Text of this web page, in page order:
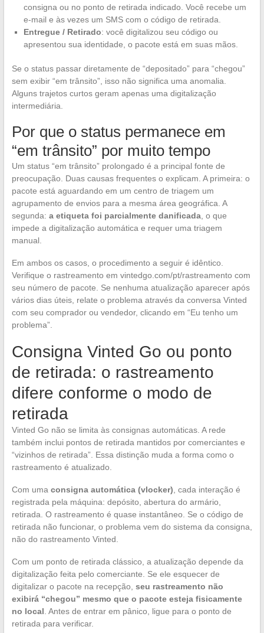
consigna ou no ponto de retirada indicado. Você recebe um
e-mail e às vezes um SMS com o código de retirada.
Entregue / Retirado: você digitalizou seu código ou
apresentou sua identidade, o pacote está em suas mãos.
Se o status passar diretamente de “depositado” para “chegou”
sem exibir “em trânsito”, isso não significa uma anomalia.
Alguns trajetos curtos geram apenas uma digitalização
intermediária.
Por que o status permanece em
“em trânsito” por muito tempo
Um status “em trânsito” prolongado é a principal fonte de
preocupação. Duas causas frequentes o explicam. A primeira: o
pacote está aguardando em um centro de triagem um
agrupamento de envios para a mesma área geográfica. A
segunda: a etiqueta foi parcialmente danificada, o que
impede a digitalização automática e requer uma triagem
manual.
Em ambos os casos, o procedimento a seguir é idêntico.
Verifique o rastreamento em vintedgo.com/pt/rastreamento com
seu número de pacote. Se nenhuma atualização aparecer após
vários dias úteis, relate o problema através da conversa Vinted
com seu comprador ou vendedor, clicando em “Eu tenho um
problema”.
Consigna Vinted Go ou ponto
de retirada: o rastreamento
difere conforme o modo de
retirada
Vinted Go não se limita às consignas automáticas. A rede
também inclui pontos de retirada mantidos por comerciantes e
“vizinhos de retirada”. Essa distinção muda a forma como o
rastreamento é atualizado.
Com uma consigna automática (vlocker), cada interação é
registrada pela máquina: depósito, abertura do armário,
retirada. O rastreamento é quase instantâneo. Se o código de
retirada não funcionar, o problema vem do sistema da consigna,
não do rastreamento Vinted.
Com um ponto de retirada clássico, a atualização depende da
digitalização feita pelo comerciante. Se ele esquecer de
digitalizar o pacote na recepção, seu rastreamento não
exibirá “chegou” mesmo que o pacote esteja fisicamente
no local. Antes de entrar em pânico, ligue para o ponto de
retirada para verificar.